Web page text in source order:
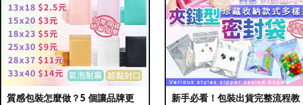
質感包裝怎麼做？5 個讓品牌更
新手必看！包裝出貨完整流程教